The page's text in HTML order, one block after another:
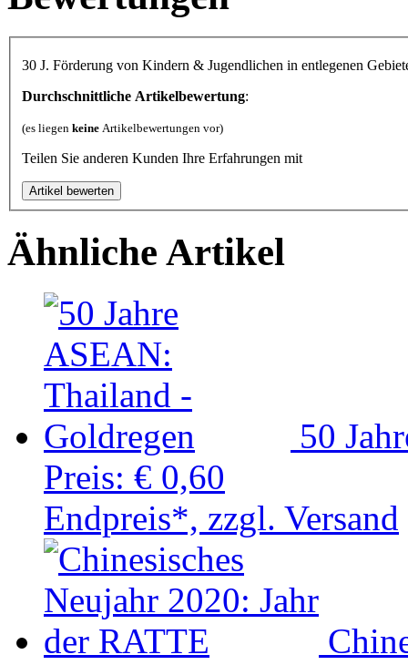
30 J. Förderung von Kindern & Jugendlichen in entlegenen
Durchschnittliche Artikelbewertung:
(es liegen keine Artikelbewertungen vor)
Teilen Sie anderen Kunden Ihre Erfahrungen mit
Ähnliche Artikel
50
Preis: € 0,60
Endpreis*, zzgl. Versand